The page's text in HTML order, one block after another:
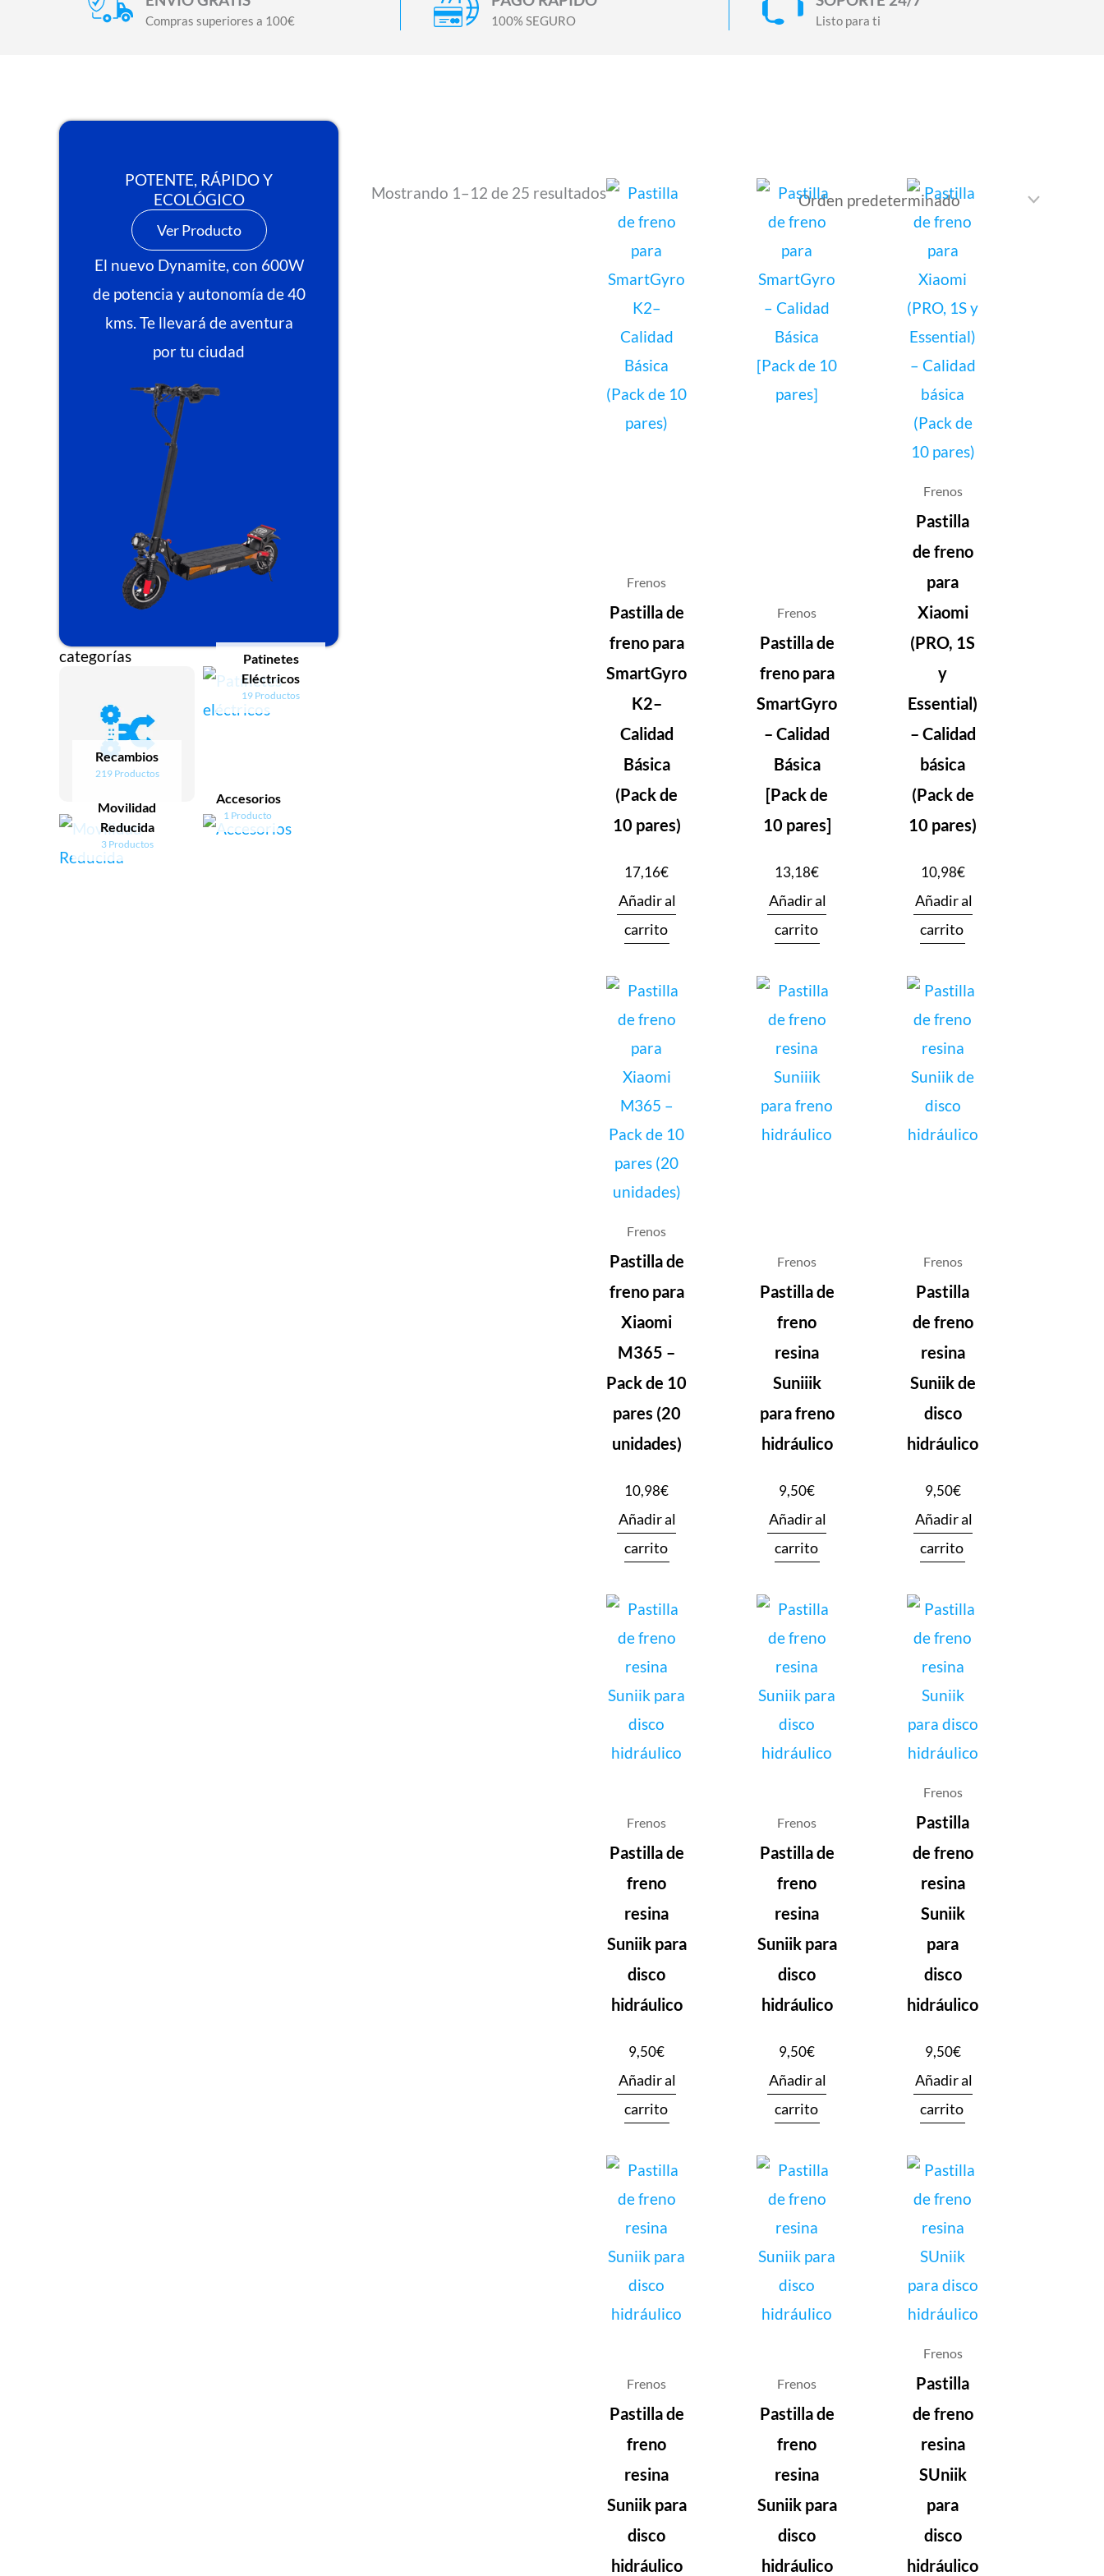
Compras superiores a 100€ 100% SEGURO Listo para ti
POTENTE, RÁPIDO Y
ECOLÓGICO
Ver Producto
El nuevo Dynamite, con 600W
de potencia y autonomía de 40
kms. Te llevará de aventura
por tu ciudad
categorías
Recambios
219 Productos
Patinetes
Eléctricos
19 Productos
Movilidad
Reducida
3 Productos
Accesorios
1 Producto
Mostrando 1–12 de 25 resultados
Frenos
Pastilla de
freno para
SmartGyro
K2–
Calidad
Básica
(Pack de
10 pares)
17,16€
Añadir al
carrito
Frenos
Pastilla de
freno para
SmartGyro
– Calidad
Básica
[Pack de
10 pares]
13,18€
Añadir al
carrito
Frenos
Pastilla
de freno
para
Xiaomi
(PRO, 1S
y
Essential)
– Calidad
básica
(Pack de
10 pares)
10,98€
Añadir al
carrito
Frenos
Pastilla de
freno para
Xiaomi
M365 –
Pack de 10
pares (20
unidades)
10,98€
Añadir al
carrito
Frenos
Pastilla de
freno
resina
Suniiik
para freno
hidráulico
9,50€
Añadir al
carrito
Frenos
Pastilla
de freno
resina
Suniik de
disco
hidráulico
9,50€
Añadir al
carrito
Frenos
Pastilla de
freno
resina
Suniik para
disco
hidráulico
9,50€
Añadir al
carrito
Frenos
Pastilla de
freno
resina
Suniik para
disco
hidráulico
9,50€
Añadir al
carrito
Frenos
Pastilla
de freno
resina
Suniik
para
disco
hidráulico
9,50€
Añadir al
carrito
Frenos
Pastilla de
freno
resina
Suniik para
disco
hidráulico
Frenos
Pastilla de
freno
resina
Suniik para
disco
hidráulico
Frenos
Pastilla
de freno
resina
SUniik
para
disco
hidráulico